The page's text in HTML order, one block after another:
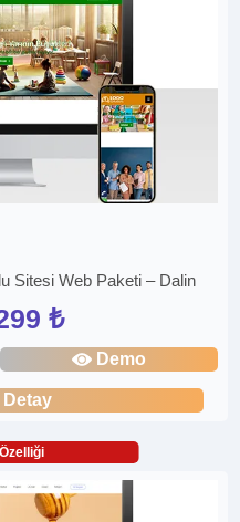
Sitesi Web Paketi – Dalin
₺
Demo